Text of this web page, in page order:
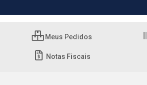
Meus Pedidos
Notas Fiscais